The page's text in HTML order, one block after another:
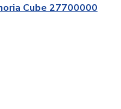
Cube 27700000